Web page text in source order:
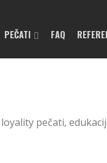
PEČATI FAQ
pečati,